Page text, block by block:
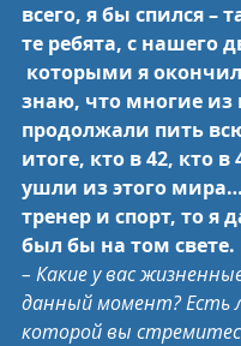
всего, я бы спился –
те ребята, с нашего
которыми я
знаю, что многие из
продолжали пить
итоге, кто в 42, кто в
ушли из этого
тренер и спорт, то я
был бы на том свете.
– Какие у вас
данный момент? Есть
которой вы